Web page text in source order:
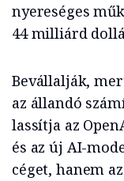
nyereséges
44 milliárd
Bevállalják,
az állandó
lassítja az
és az új AI-
céget, hanem